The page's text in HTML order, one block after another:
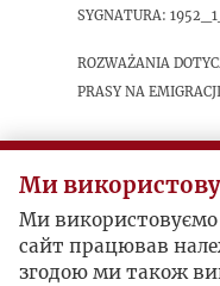
sygnatura:
Rozważania
prasy na
Autor
Ми
Ми використовуємо
сайт працював
згодою ми також